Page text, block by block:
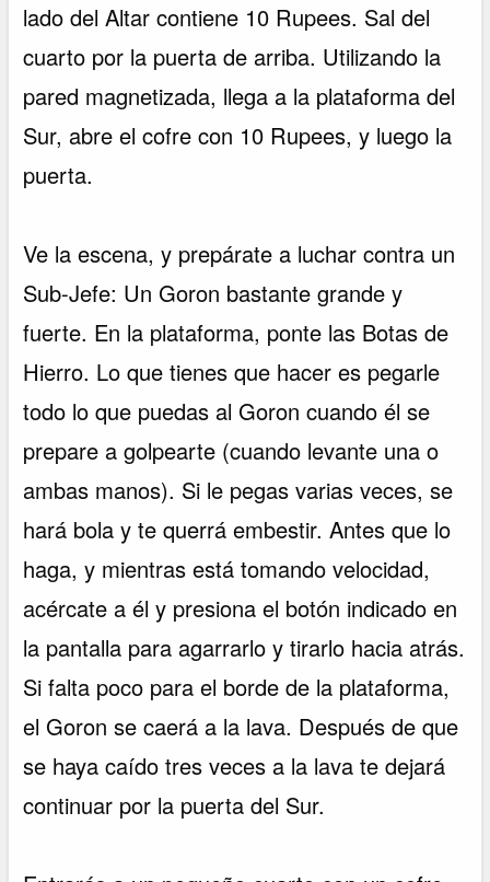
lado del Altar contiene 10 Rupees. Sal del
cuarto por la puerta de arriba. Utilizando la
pared magnetizada, llega a la plataforma del
Sur, abre el cofre con 10 Rupees, y luego la
puerta.
Ve la escena, y prepárate a luchar contra un
Sub-Jefe: Un Goron bastante grande y
fuerte. En la plataforma, ponte las Botas de
Hierro. Lo que tienes que hacer es pegarle
todo lo que puedas al Goron cuando él se
prepare a golpearte (cuando levante una o
ambas manos). Si le pegas varias veces, se
hará bola y te querrá embestir. Antes que lo
haga, y mientras está tomando velocidad,
acércate a él y presiona el botón indicado en
la pantalla para agarrarlo y tirarlo hacia atrás.
Si falta poco para el borde de la plataforma,
el Goron se caerá a la lava. Después de que
se haya caído tres veces a la lava te dejará
continuar por la puerta del Sur.